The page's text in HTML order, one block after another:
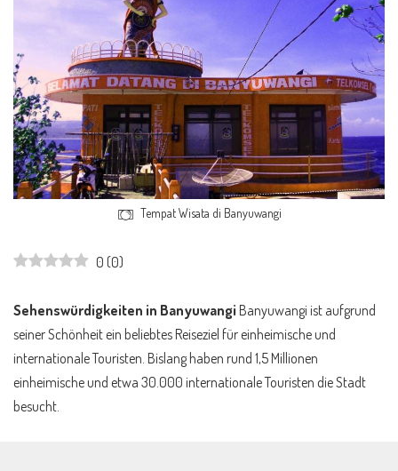
Tempat Wisata di Banyuwangi
0 (0)
Sehenswürdigkeiten in Banyuwangi Banyuwangi ist aufgrund
seiner Schönheit ein beliebtes Reiseziel für einheimische und
internationale Touristen. Bislang haben rund 1,5 Millionen
einheimische und etwa 30.000 internationale Touristen die Stadt
besucht.